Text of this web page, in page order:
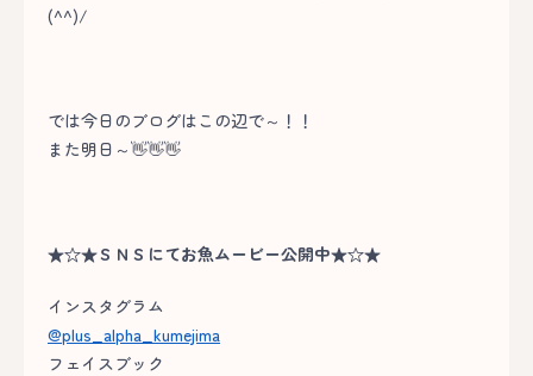
(^^)/
では今日のブログはこの辺で～！！
また明日～👋👋👋
★☆★ＳＮＳにてお魚ムービー公開中★☆★
インスタグラム
@plus_alpha_kumejima
フェイスブック